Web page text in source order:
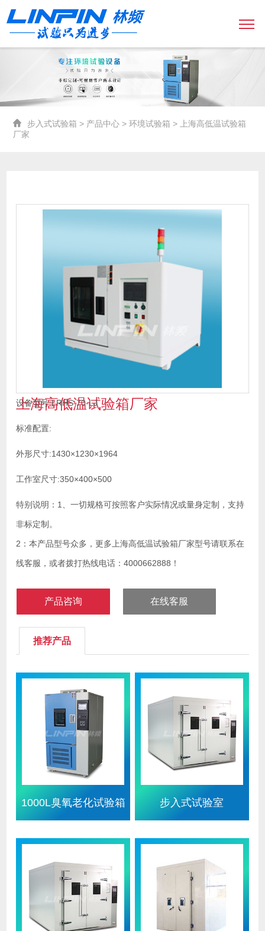
步入式试验箱 > 产品中心 >环境试验箱 > 上海高低温试验箱
厂家
上海高低温试验箱厂家
设备型号:LRHS-70-LJ
标准配置:
外形尺寸:1430×1230×1964
工作室尺寸:350×400×500
特别说明：1、一切规格可按照客户实际情况或量身定制，支持
非标定制。
2：本产品型号众多，更多上海高低温试验箱厂家型号请联系在
线客服，或者拨打热线电话：4000662888！
产品咨询 在线客服
推荐产品
1000L臭氧老化试验箱 步入式试验室